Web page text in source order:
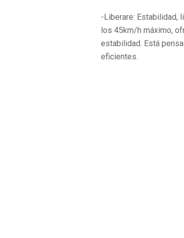
-Liberare: Estabilidad,
los 45km/h máximo,
estabilidad. Está
eficientes.